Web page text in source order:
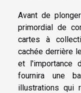
Avant de
primordial de
cartes à
cachée derrière
et l'importance
fournira une
illustrations qui